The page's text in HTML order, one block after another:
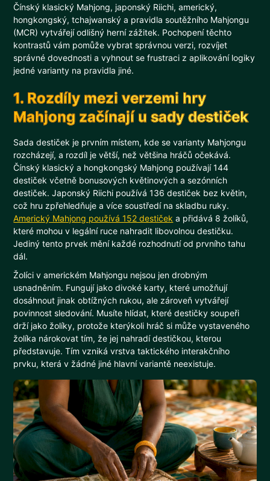
Čínský klasický Mahjong, japonský Riichi, americký,
hongkongský, tchajwanský a pravidla soutěžního Mahjongu
(MCR) vytvářejí odlišný herní zážitek. Pochopení těchto
kontrastů vám pomůže vybrat správnou verzi, rozvíjet
správné dovednosti a vyhnout se frustraci z aplikování logiky
jedné varianty na pravidla jiné.
1. Rozdíly mezi verzemi hry
Mahjong začínají u sady destiček
Sada destiček je prvním místem, kde se varianty Mahjongu
rozcházejí, a rozdíl je větší, než většina hráčů očekává.
Čínský klasický a hongkongský Mahjong používají 144
destiček včetně bonusových květinových a sezónních
destiček. Japonský Riichi používá 136 destiček bez květin,
což hru zpřehledňuje a více soustředí na skladbu ruky.
Americký Mahjong používá 152 destiček a přidává 8 žolíků,
které mohou v legální ruce nahradit libovolnou destičku.
Jediný tento prvek mění každé rozhodnutí od prvního tahu
dál.
Žolíci v americkém Mahjongu nejsou jen drobným
usnadněním. Fungují jako divoké karty, které umožňují
dosáhnout jinak obtížných rukou, ale zároveň vytvářejí
povinnost sledování. Musíte hlídat, které destičky soupeři
drží jako žolíky, protože kterýkoli hráč si může vystaveného
žolíka nárokovat tím, že jej nahradí destičkou, kterou
představuje. Tím vzniká vrstva taktického interakčního
prvku, která v žádné jiné hlavní variantě neexistuje.